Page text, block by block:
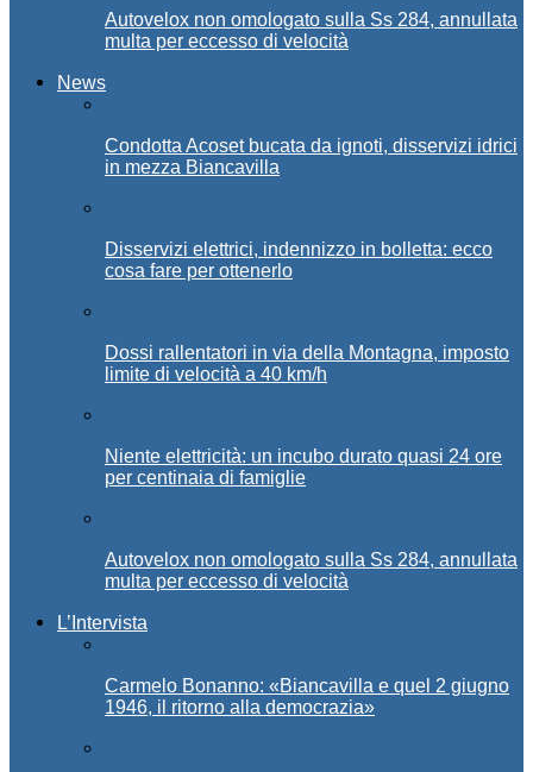
Autovelox non omologato sulla Ss 284, annullata
multa per eccesso di velocità
News
Condotta Acoset bucata da ignoti, disservizi idrici
in mezza Biancavilla
Disservizi elettrici, indennizzo in bolletta: ecco
cosa fare per ottenerlo
Dossi rallentatori in via della Montagna, imposto
limite di velocità a 40 km/h
Niente elettricità: un incubo durato quasi 24 ore
per centinaia di famiglie
Autovelox non omologato sulla Ss 284, annullata
multa per eccesso di velocità
L’Intervista
Carmelo Bonanno: «Biancavilla e quel 2 giugno
1946, il ritorno alla democrazia»